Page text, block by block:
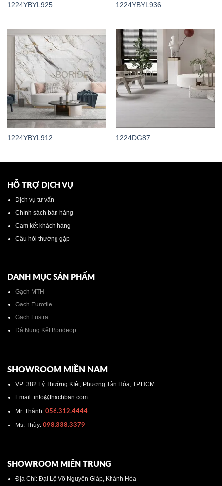
1224YBYL925 1224YBYL936
1224YBYL912 1224DG87
HỖ TRỢ DỊCH VỤ
Dịch vụ tư vấn
Chính sách bán hàng
Cam kết khách hàng
Câu hỏi thường gặp
DANH MỤC SẢN PHẨM
Gạch MTH
Gạch Eurotile
Gạch Lustra
Đá Nung Kết Borideop
SHOWROOM MIỀN NAM
VP: 382 Lý Thường KIệt, Phương Tân Hòa, TP.HCM
Email: info@thachban.com
Mr. Thành:056.312.4444
Ms. Thùy: 098.338.3379
SHOWROOM MIÊN TRUNG
Địa Chỉ: Đại Lộ Võ Nguyên Giáp, Khánh Hòa